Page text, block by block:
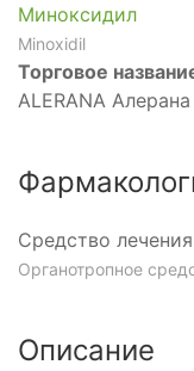
Миноксидил
Minoxidil
Торговое
ALERANA
Средство
Органотропное
Описание